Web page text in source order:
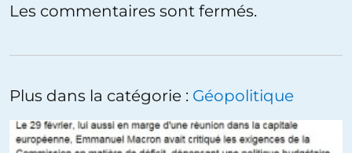
+63 ALERTER
FifiBrind_acier//13.03.2016 à 10h41
A ma connaissance, le seul endroit où les théories anarchistes aient
été appliquées, c’est en Espagne : » L’Espagne libertaire » de
Gaston Leval.
http://1libertaire.free.fr/GLeval03.html
Les commentaires sont fermés.
Plus dans la catégorie : Géopolitique